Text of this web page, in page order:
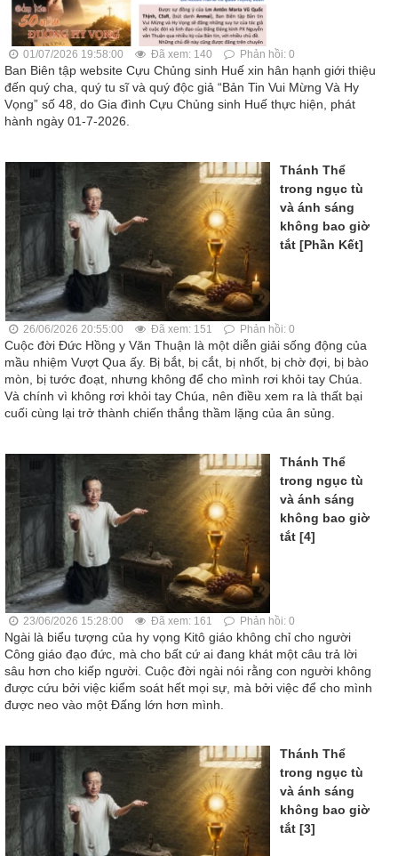
01/07/2026 19:58:00 Đã xem: 140 Phản hồi: 0
Ban Biên tập website Cựu Chủng sinh Huế xin hân hạnh giới thiệu
đến quý cha, quý tu sĩ và quý độc giả “Bản Tin Vui Mừng Và Hy
Vọng” số 48, do Gia đình Cựu Chủng sinh Huế thực hiện, phát
hành ngày 01-7-2026.
Thánh Thể
trong ngục tù
và ánh sáng
không bao giờ
tắt [Phần Kết]
26/06/2026 20:55:00 Đã xem: 151 Phản hồi: 0
Cuộc đời Đức Hồng y Văn Thuận là một diễn giải sống động của
mầu nhiệm Vượt Qua ấy. Bị bắt, bị cắt, bị nhốt, bị chờ đợi, bị bào
mòn, bị tước đoạt, nhưng không để cho mình rơi khỏi tay Chúa.
Và chính vì không rơi khỏi tay Chúa, nên điều xem ra là thất bại
cuối cùng lại trở thành chiến thắng thầm lặng của ân sủng.
Thánh Thể
trong ngục tù
và ánh sáng
không bao giờ
tắt [4]
23/06/2026 15:28:00 Đã xem: 161 Phản hồi: 0
Ngài là biểu tượng của hy vọng Kitô giáo không chỉ cho người
Công giáo đạo đức, mà cho bất cứ ai đang khát một câu trả lời
sâu hơn cho kiếp người. Cuộc đời ngài nói rằng con người không
được cứu bởi việc kiểm soát hết mọi sự, mà bởi việc để cho mình
được neo vào một Đấng lớn hơn mình.
Thánh Thể
trong ngục tù
và ánh sáng
không bao giờ
tắt [3]